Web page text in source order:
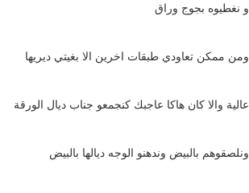
و نغطيوه بجوج وراق
ومن ممكن تعاودي طبقات اخرين الا بغيتي ديريها
عالية والا كان هاكا عاجبك كنجمعو جناب ديال الورقة
ونلصقوهم بالبيض وندهنو الوجه ديالها بالبيض